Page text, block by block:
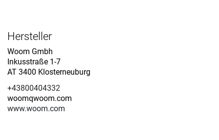
Hersteller
Woom Gmbh
Inkusstraße 1-7
AT 3400 Klosterneuburg
+43800404332
woomqwoom.com
www.woom.com